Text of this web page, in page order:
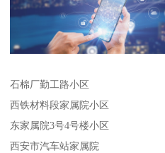
石棉厂勤工路小区
西铁材料段家属院小区
东家属院3号4号楼小区
西安市汽车站家属院